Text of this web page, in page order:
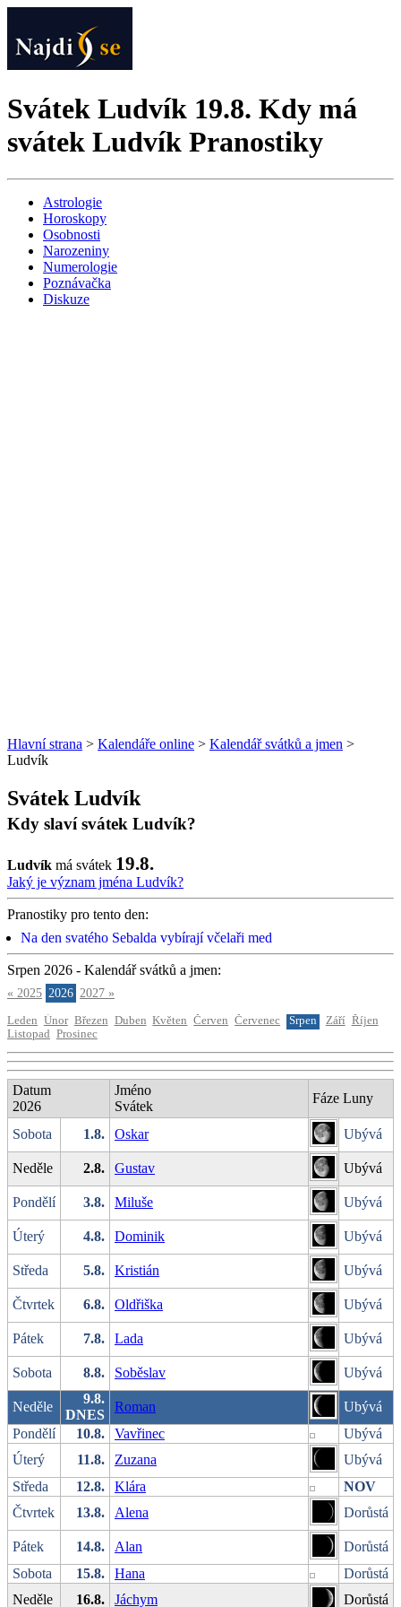
Svátek Ludvík 19.8. Kdy má
svátek Ludvík Pranostiky
Astrologie
Horoskopy
Osobnosti
Narozeniny
Numerologie
Poznávačka
Diskuze
Hlavní strana > Kalendáře online > Kalendář svátků a jmen >
Ludvík
Svátek Ludvík
Kdy slaví svátek Ludvík?
Ludvík má svátek 19.8.
Jaký je význam jména Ludvík?
Pranostiky pro tento den:
Na den svatého Sebalda vybírají včelaři med
Srpen 2026 - Kalendář svátků a jmen:
« 2025 2026 2027 »
Leden Únor Březen Duben Květen Červen Červenec Srpen Září Říjen
Listopad Prosinec
Datum
2026
Jméno
Svátek
Fáze Luny
Sobota 1.8. Oskar Ubývá
Neděle 2.8. Gustav Ubývá
Pondělí 3.8. Miluše Ubývá
Úterý 4.8. Dominik Ubývá
Středa 5.8. Kristián Ubývá
Čtvrtek 6.8. Oldřiška Ubývá
Pátek 7.8. Lada Ubývá
Sobota 8.8. Soběslav Ubývá
Neděle
9.8.
DNES
Roman
Ubývá
Pondělí
10.8. Vavřinec
Ubývá
Úterý
11.8. Zuzana
Ubývá
Středa
12.8. Klára
NOV
Čtvrtek
13.8. Alena Dorůstá
Pátek 14.8. Alan
Dorůstá
Sobota
15.8. Hana
Dorůstá
Neděle
16.8. Jáchym Dorůstá